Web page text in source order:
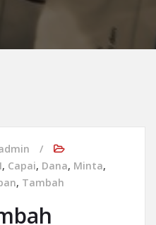
, Capai, Dana, Minta,
, Tambah